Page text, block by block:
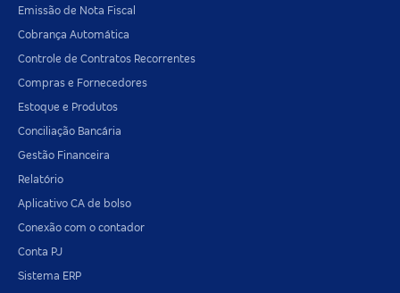
Emissão de Nota Fiscal
Cobrança Automática
Controle de Contratos Recorrentes
Compras e Fornecedores
Estoque e Produtos
Conciliação Bancária
Gestão Financeira
Relatório
Aplicativo CA de bolso
Conexão com o contador
Conta PJ
Sistema ERP